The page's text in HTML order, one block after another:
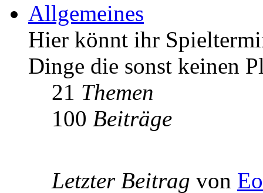
Allgemeines
Hier könnt ihr
Dinge die sonst keinen
21 Themen
100 Beiträge
Letzter Beitrag von